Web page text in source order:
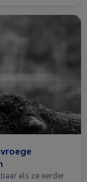
als ze eerder